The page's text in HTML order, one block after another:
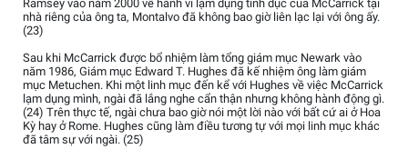
Ramsey vào năm 2000 về hành vi lạm dụng tình dục của McCarrick tại
nhà riêng của ông ta, Montalvo đã không bao giờ liên lạc lại với ông ấy.
(23)
Sau khi McCarrick được bổ nhiệm làm tổng giám mục Newark vào
năm 1986, Giám mục Edward T. Hughes đã kế nhiệm ông làm giám
mục Metuchen. Khi một linh mục đến kể với Hughes về việc McCarrick
lạm dụng mình, ngài đã lắng nghe cẩn thận nhưng không hành động gì.
(24) Trên thực tế, ngài chưa bao giờ nói một lời nào với bất cứ ai ở Hoa
Kỳ hay ở Rome. Hughes cũng làm điều tương tự với mọi linh mục khác
đã tâm sự với ngài. (25)